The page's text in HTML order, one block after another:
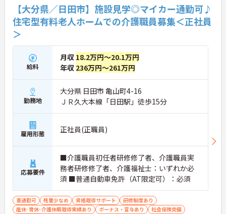
【大分県／日田市】施設見学◎マイカー通勤可♪
住宅型有料老人ホームでの介護職員募集＜正社員
＞
給料
月収 18.2万円～20.1万円
年収 236万円～261万円
勤務地
大分県 日田市 亀山町4-16
ＪＲ久大本線「日田駅」徒歩15分
雇用形態 正社員(正職員)
応募要件
■介護職員初任者研修修了者、介護職員実
務者研修修了者、介護福祉士：いずれか必
須 ■普通自動車免許（AT限定可）：必須
車通勤可 残業少なめ 資格取得サポート
研修制度あり
産休･育休･介護休暇取得実績あり
ボーナス・賞与あり
社会保険完備